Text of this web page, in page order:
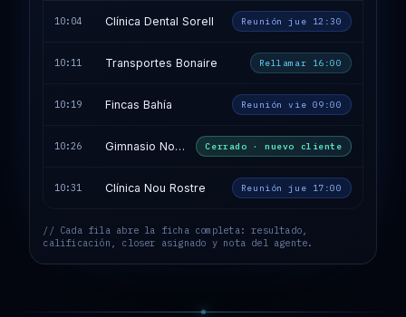
10:04 Clínica Dental Sorell Reunión jue 12:30
10:11 Transportes Bonaire Rellamar 16:00
10:19 Fincas Bahía Reunión vie 09:00
10:26 Gimnasio Nou Impuls Cerrado · nuevo cliente
10:31 Clínica Nou Rostre Reunión jue 17:00
// Cada fila abre la ficha completa: resultado,
calificación, closer asignado y nota del agente.